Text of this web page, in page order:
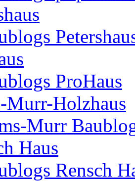
ProHaus
Murr-Holzhaus
Murr
Haus
Rensch